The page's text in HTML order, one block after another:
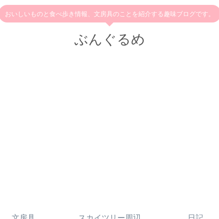
おいしいものと食べ歩き情報、文房具のことを紹介する趣味ブログです。
ぶんぐるめ